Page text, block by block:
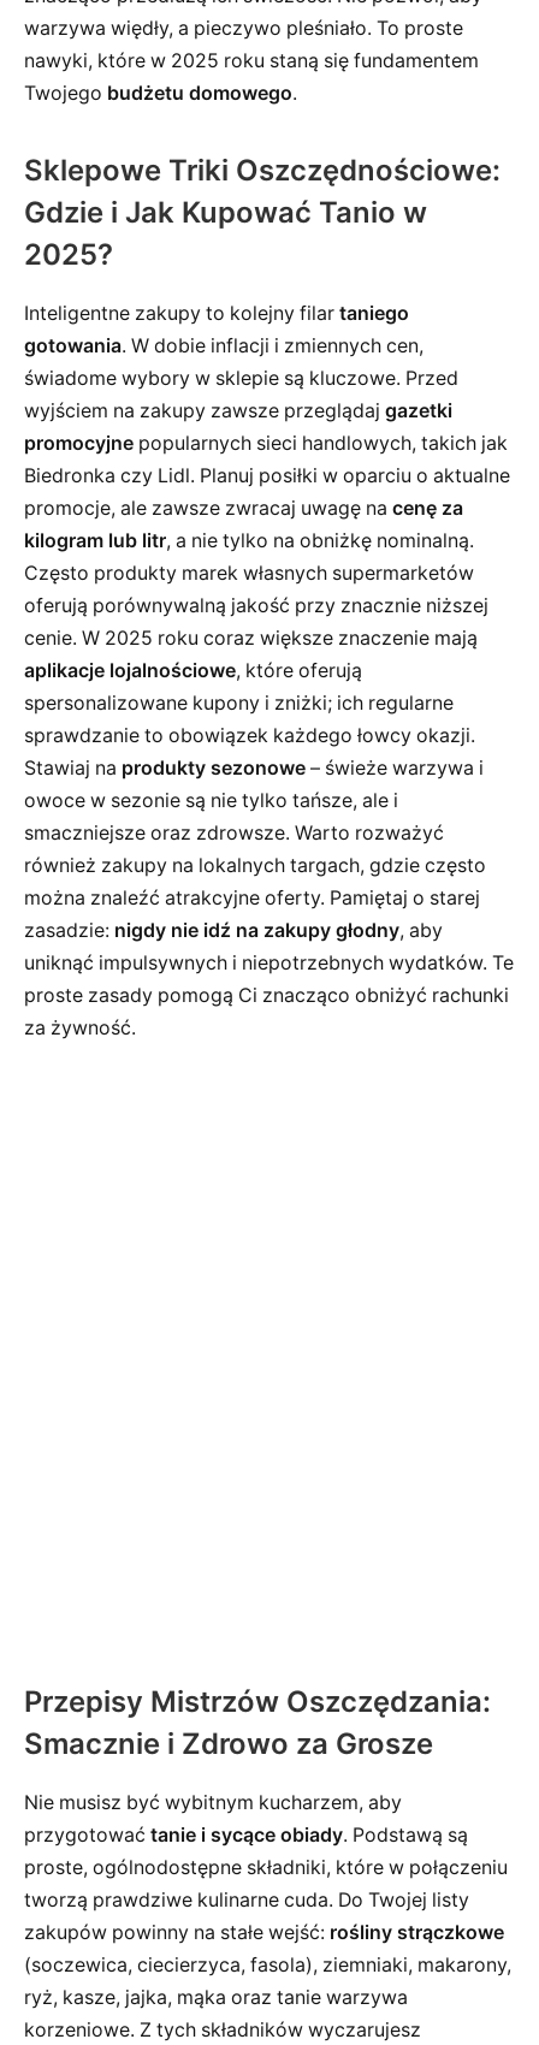
warzywa więdły, a pieczywo pleśniało. To proste
nawyki, które w 2025 roku staną się fundamentem
Twojego budżetu domowego.
Sklepowe Triki Oszczędnościowe:
Gdzie i Jak Kupować Tanio w
2025?
Inteligentne zakupy to kolejny filar taniego
gotowania. W dobie inflacji i zmiennych cen,
świadome wybory w sklepie są kluczowe. Przed
wyjściem na zakupy zawsze przeglądaj gazetki
promocyjne popularnych sieci handlowych, takich jak
Biedronka czy Lidl. Planuj posiłki w oparciu o aktualne
promocje, ale zawsze zwracaj uwagę na cenę za
kilogram lub litr, a nie tylko na obniżkę nominalną.
Często produkty marek własnych supermarketów
oferują porównywalną jakość przy znacznie niższej
cenie. W 2025 roku coraz większe znaczenie mają
aplikacje lojalnościowe, które oferują
spersonalizowane kupony i zniżki; ich regularne
sprawdzanie to obowiązek każdego łowcy okazji.
Stawiaj na produkty sezonowe – świeże warzywa i
owoce w sezonie są nie tylko tańsze, ale i
smaczniejsze oraz zdrowsze. Warto rozważyć
również zakupy na lokalnych targach, gdzie często
można znaleźć atrakcyjne oferty. Pamiętaj o starej
zasadzie: nigdy nie idź na zakupy głodny, aby
uniknąć impulsywnych i niepotrzebnych wydatków. Te
proste zasady pomogą Ci znacząco obniżyć rachunki
za żywność.
Przepisy Mistrzów Oszczędzania:
Smacznie i Zdrowo za Grosze
Nie musisz być wybitnym kucharzem, aby
przygotować tanie i sycące obiady. Podstawą są
proste, ogólnodostępne składniki, które w połączeniu
tworzą prawdziwe kulinarne cuda. Do Twojej listy
zakupów powinny na stałe wejść: rośliny strączkowe
(soczewica, ciecierzyca, fasola), ziemniaki, makarony,
ryż, kasze, jajka, mąka oraz tanie warzywa
korzeniowe. Z tych składników wyczarujesz